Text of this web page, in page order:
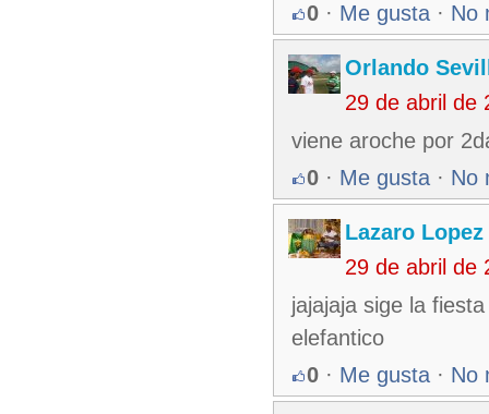
0 · Me gusta · No
Orlando
29 de abril de
viene aroche por
0 · Me gusta · No
Lazaro Lopez
29 de abril de
jajajaja sige la
elefantico
0 · Me gusta · No